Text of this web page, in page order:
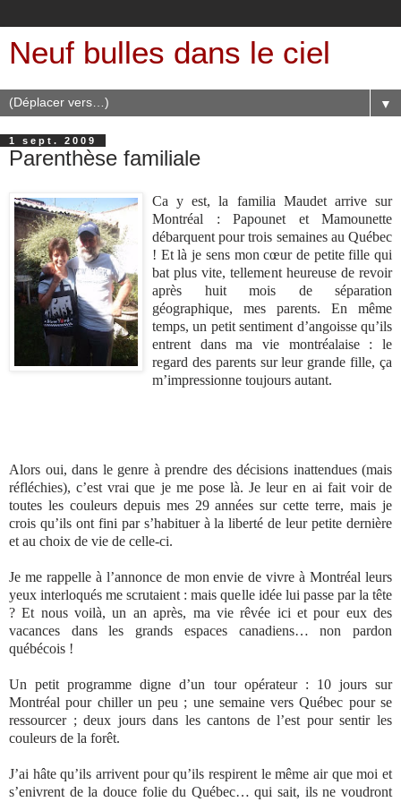
Neuf bulles dans le ciel
▼
1 sept. 2009
Parenthèse familiale
Ca y est, la familia Maudet arrive sur
Montréal : Papounet et Mamounette
débarquent pour trois semaines au Québec
! Et là je sens mon cœur de petite fille qui
bat plus vite, tellement heureuse de revoir
après huit mois de séparation
géographique, mes parents. En même
temps, un petit sentiment d’angoisse qu’ils
entrent dans ma vie montréalaise : le
regard des parents sur leur grande fille, ça
m’impressionne toujours autant.
Alors oui, dans le genre à prendre des décisions inattendues (mais
réfléchies), c’est vrai que je me pose là. Je leur en ai fait voir de
toutes les couleurs depuis mes 29 années sur cette terre, mais je
crois qu’ils ont fini par s’habituer à la liberté de leur petite dernière
et au choix de vie de celle-ci.
Je me rappelle à l’annonce de mon envie de vivre à Montréal leurs
yeux interloqués me scrutaient : mais quelle idée lui passe par la tête
? Et nous voilà, un an après, ma vie rêvée ici et pour eux des
vacances dans les grands espaces canadiens… non pardon
québécois !
Un petit programme digne d’un tour opérateur : 10 jours sur
Montréal pour chiller un peu ; une semaine vers Québec pour se
ressourcer ; deux jours dans les cantons de l’est pour sentir les
couleurs de la forêt.
J’ai hâte qu’ils arrivent pour qu’ils respirent le même air que moi et
s’enivrent de la douce folie du Québec… qui sait, ils ne voudront